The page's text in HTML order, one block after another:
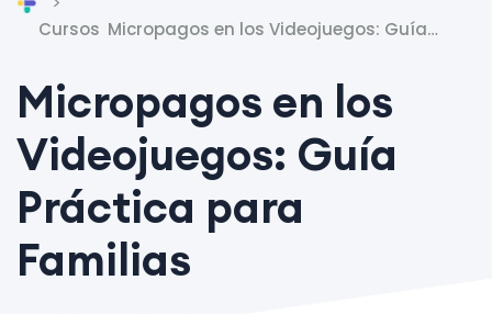
Inicio
Cursos Micropagos en los Videojuegos: Guía
Micropagos en los
Videojuegos: Guía
Práctica para
Familias